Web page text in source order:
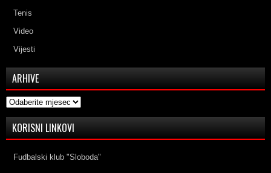
Tenis
Video
Vijesti
ARHIVE
Arhive
KORISNI LINKOVI
Fudbalski klub "Sloboda"